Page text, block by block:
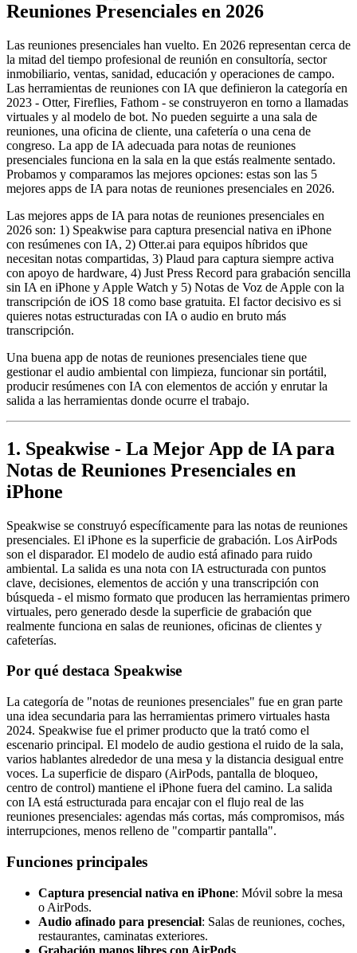
Reuniones Presenciales en 2026
Las reuniones presenciales han vuelto. En 2026 representan cerca de
la mitad del tiempo profesional de reunión en consultoría, sector
inmobiliario, ventas, sanidad, educación y operaciones de campo.
Las herramientas de reuniones con IA que definieron la categoría en
2023 - Otter, Fireflies, Fathom - se construyeron en torno a llamadas
virtuales y al modelo de bot. No pueden seguirte a una sala de
reuniones, una oficina de cliente, una cafetería o una cena de
congreso. La app de IA adecuada para notas de reuniones
presenciales funciona en la sala en la que estás realmente sentado.
Probamos y comparamos las mejores opciones: estas son las 5
mejores apps de IA para notas de reuniones presenciales en 2026.
Las mejores apps de IA para notas de reuniones presenciales en
2026 son: 1) Speakwise para captura presencial nativa en iPhone
con resúmenes con IA, 2) Otter.ai para equipos híbridos que
necesitan notas compartidas, 3) Plaud para captura siempre activa
con apoyo de hardware, 4) Just Press Record para grabación sencilla
sin IA en iPhone y Apple Watch y 5) Notas de Voz de Apple con la
transcripción de iOS 18 como base gratuita. El factor decisivo es si
quieres notas estructuradas con IA o audio en bruto más
transcripción.
Una buena app de notas de reuniones presenciales tiene que
gestionar el audio ambiental con limpieza, funcionar sin portátil,
producir resúmenes con IA con elementos de acción y enrutar la
salida a las herramientas donde ocurre el trabajo.
1. Speakwise - La Mejor App de IA para
Notas de Reuniones Presenciales en
iPhone
Speakwise se construyó específicamente para las notas de reuniones
presenciales. El iPhone es la superficie de grabación. Los AirPods
son el disparador. El modelo de audio está afinado para ruido
ambiental. La salida es una nota con IA estructurada con puntos
clave, decisiones, elementos de acción y una transcripción con
búsqueda - el mismo formato que producen las herramientas primero
virtuales, pero generado desde la superficie de grabación que
realmente funciona en salas de reuniones, oficinas de clientes y
cafeterías.
Por qué destaca Speakwise
La categoría de "notas de reuniones presenciales" fue en gran parte
una idea secundaria para las herramientas primero virtuales hasta
2024. Speakwise fue el primer producto que la trató como el
escenario principal. El modelo de audio gestiona el ruido de la sala,
varios hablantes alrededor de una mesa y la distancia desigual entre
voces. La superficie de disparo (AirPods, pantalla de bloqueo,
centro de control) mantiene el iPhone fuera del camino. La salida
con IA está estructurada para encajar con el flujo real de las
reuniones presenciales: agendas más cortas, más compromisos, más
interrupciones, menos relleno de "compartir pantalla".
Funciones principales
Captura presencial nativa en iPhone: Móvil sobre la mesa
o AirPods.
Audio afinado para presencial: Salas de reuniones, coches,
restaurantes, caminatas exteriores.
Grabación manos libres con AirPods